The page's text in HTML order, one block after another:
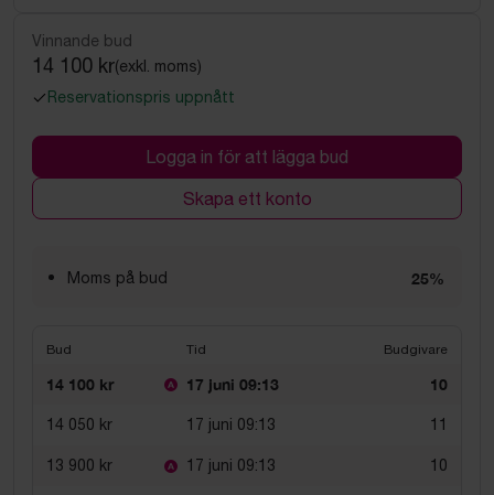
Vinnande bud
14 100 kr(exkl. moms)
Reservationspris uppnått
Logga in för att lägga bud
Skapa ett konto
Moms på bud 25%
Bud Tid Budgivare
14 100 kr 17 juni 09:13 10
14 050 kr 17 juni 09:13 11
13 900 kr 17 juni 09:13 10